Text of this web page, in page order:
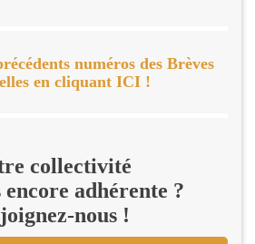
numéros des Brèves
en cliquant ICI !
collectivité
encore adhérente ?
nous !